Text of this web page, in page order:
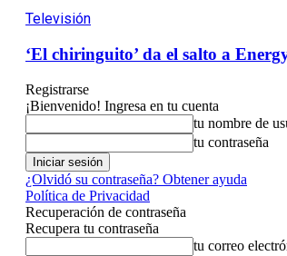
Televisión
‘El chiringuito’ da el salto a
Registrarse
¡Bienvenido! Ingresa en tu cuenta
tu nombre de
tu contraseña
¿Olvidó su contraseña? Obtener ayuda
Política de Privacidad
Recuperación de contraseña
Recupera tu contraseña
tu correo